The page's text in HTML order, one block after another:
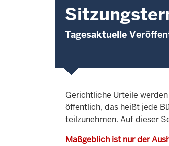
Tagesaktuelle
Gerichtliche Urteile
öffentlich, das heißt jede
teilzunehmen. Auf dieser
Maßgeblich ist nur der